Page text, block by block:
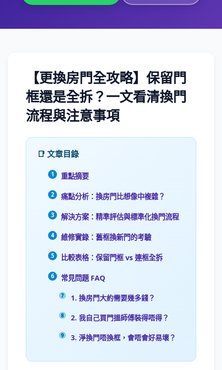
【更換房門全攻略】保留門
框還是全拆？一文看清換門
流程與注意事項
📑 文章目錄
重點摘要
痛點分析：換房門比想像中複雜？
解決方案：精準評估與標準化換門流程
維修實錄：舊框換新門的考驗
比較表格：保留門框 vs 連框全拆
常見問題 FAQ
1. 換房門大約需要幾多錢？
2. 我自己買門搵師傅裝得唔得？
3. 淨換門唔換框，會唔會好易壞？